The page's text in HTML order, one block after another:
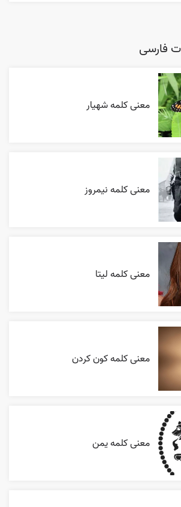
فارسی
معنی کلمه شهیار
معنی کلمه نیمروز
معنی کلمه لیتا
معنی کلمه کون کردن
معنی کلمه یمن